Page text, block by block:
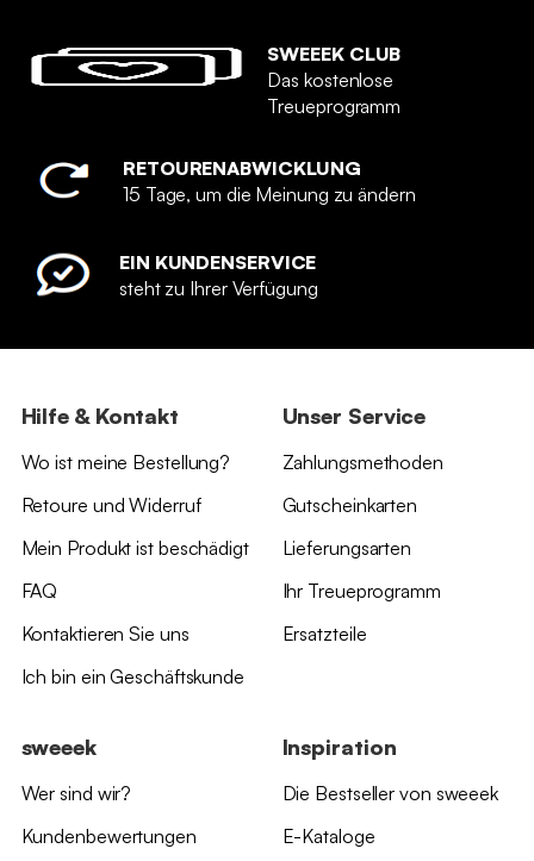
SWEEEK CLUB
Das kostenlose
Treueprogramm
RETOURENABWICKLUNG
15 Tage, um die Meinung zu ändern
EIN KUNDENSERVICE
steht zu Ihrer Verfügung
Hilfe & Kontakt
Wo ist meine Bestellung?
Retoure und Widerruf
Mein Produkt ist beschädigt
FAQ
Kontaktieren Sie uns
Ich bin ein Geschäftskunde
Unser Service
Zahlungsmethoden
Gutscheinkarten
Lieferungsarten
Ihr Treueprogramm
Ersatzteile
sweeek
Wer sind wir?
Kundenbewertungen
Inspiration
Die Bestseller von sweeek
E-Kataloge